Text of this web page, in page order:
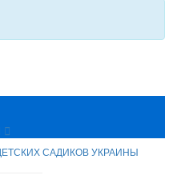
САДИКОВ УКРАИНЫ